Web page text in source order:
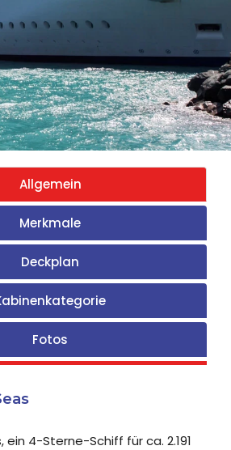
Allgemein
Merkmale
Deckplan
Fotos
4-Sterne-Schiff für ca. 2.191